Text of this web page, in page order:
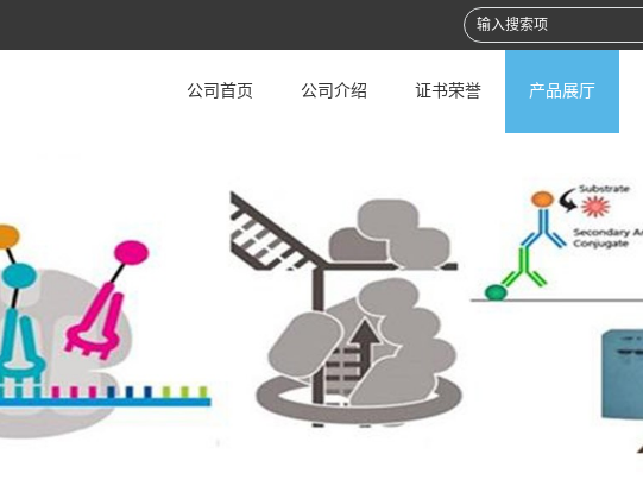
公司首页 公司介绍 证书荣誉 产品展厅